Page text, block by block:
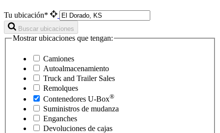
Tu ubicación*
Buscar ubicaciones
Mostrar ubicaciones que tengan:
Camiones
Autoalmacenamiento
Truck and Trailer Sales
Remolques
Contenedores U-Box®
Suministros de mudanza
Enganches
Devoluciones de cajas